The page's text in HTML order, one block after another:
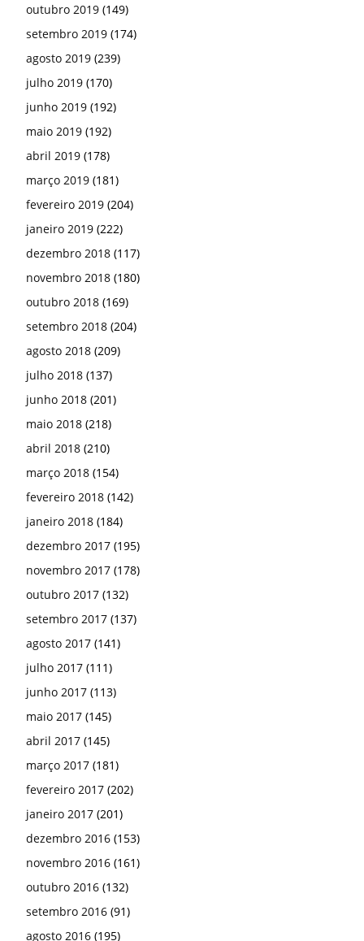
outubro 2019 (149)
setembro 2019 (174)
agosto 2019 (239)
julho 2019 (170)
junho 2019 (192)
maio 2019 (192)
abril 2019 (178)
março 2019 (181)
fevereiro 2019 (204)
janeiro 2019 (222)
dezembro 2018 (117)
novembro 2018 (180)
outubro 2018 (169)
setembro 2018 (204)
agosto 2018 (209)
julho 2018 (137)
junho 2018 (201)
maio 2018 (218)
abril 2018 (210)
março 2018 (154)
fevereiro 2018 (142)
janeiro 2018 (184)
dezembro 2017 (195)
novembro 2017 (178)
outubro 2017 (132)
setembro 2017 (137)
agosto 2017 (141)
julho 2017 (111)
junho 2017 (113)
maio 2017 (145)
abril 2017 (145)
março 2017 (181)
fevereiro 2017 (202)
janeiro 2017 (201)
dezembro 2016 (153)
novembro 2016 (161)
outubro 2016 (132)
setembro 2016 (91)
agosto 2016 (195)